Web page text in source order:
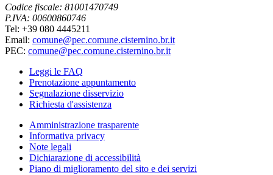
Codice fiscale: 81001470749
P.IVA: 00600860746
Tel: +39 080 4445211
Email: comune@pec.comune.cisternino.br.it
PEC: comune@pec.comune.cisternino.br.it
Leggi le FAQ
Prenotazione appuntamento
Segnalazione disservizio
Richiesta d'assistenza
Amministrazione trasparente
Informativa privacy
Note legali
Dichiarazione di accessibilità
Piano di miglioramento del sito e dei servizi